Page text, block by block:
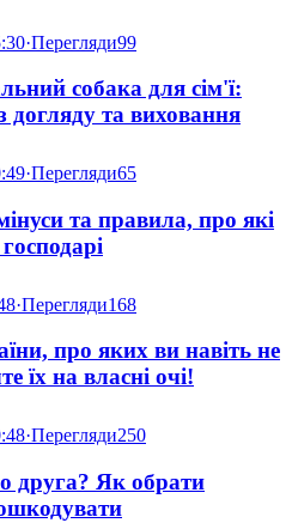
·Перегляди99
собака для сім'ї:
догляду та виховання
·Перегляди65
та правила, про які
·Перегляди168
про яких ви навіть не
їх на власні очі!
·Перегляди250
друга? Як обрати